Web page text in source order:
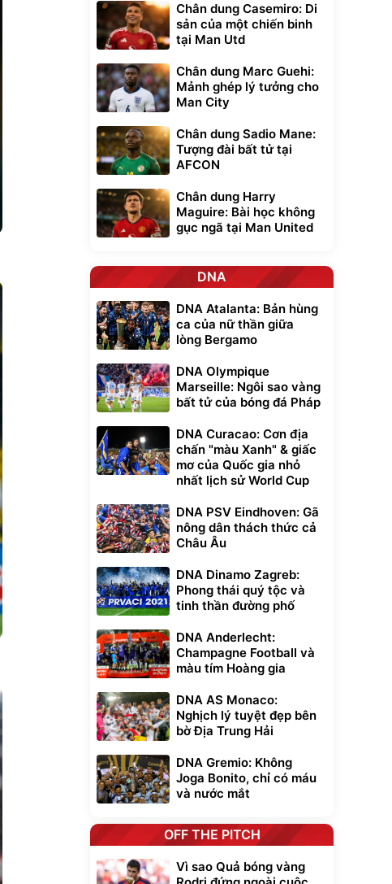
Chân dung Casemiro: Di
sản của một chiến binh
tại Man Utd
Chân dung Marc Guehi:
Mảnh ghép lý tưởng cho
Man City
Chân dung Sadio Mane:
Tượng đài bất tử tại
AFCON
Chân dung Harry
Maguire: Bài học không
gục ngã tại Man United
DNA
DNA Atalanta: Bản hùng
ca của nữ thần giữa
lòng Bergamo
DNA Olympique
Marseille: Ngôi sao vàng
bất tử của bóng đá Pháp
DNA Curacao: Cơn địa
chấn "màu Xanh" & giấc
mơ của Quốc gia nhỏ
nhất lịch sử World Cup
DNA PSV Eindhoven: Gã
nông dân thách thức cả
Châu Âu
DNA Dinamo Zagreb:
Phong thái quý tộc và
tinh thần đường phố
DNA Anderlecht:
Champagne Football và
màu tím Hoàng gia
DNA AS Monaco:
Nghịch lý tuyệt đẹp bên
bờ Địa Trung Hải
DNA Gremio: Không
Joga Bonito, chỉ có máu
và nước mắt
OFF THE PITCH
Vì sao Quả bóng vàng